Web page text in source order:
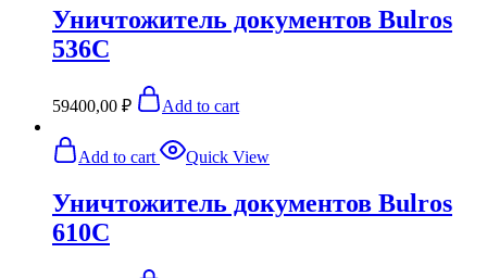
Уничтожитель документов Bulros
536C
59400,00 ₽ Add to cart
Add to cart Quick View
Уничтожитель документов Bulros
610C